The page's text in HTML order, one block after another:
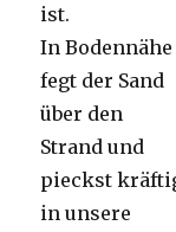
ist.
In Bodennähe
fegt der Sand
über den
Strand und
pieckst
in unsere